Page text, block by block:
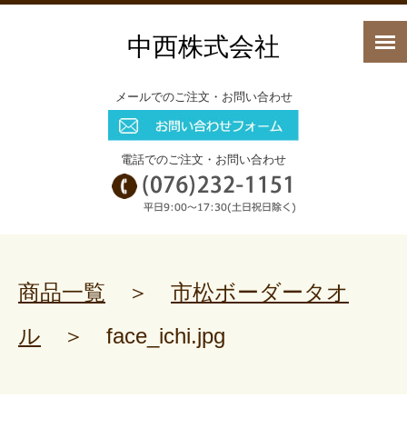
中西株式会社
メールでのご注文・お問い合わせ
電話でのご注文・お問い合わせ
商品一覧 ＞ 市松ボーダータオ
ル ＞ face_ichi.jpg